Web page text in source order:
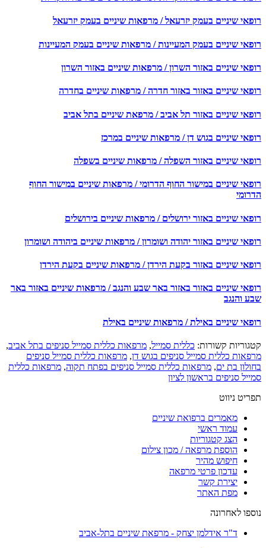
שיניים בעמק יזרעאל / מרפאות שיניים בעמק יזרעאל
שיניים בעמק המעיינות / מרפאות שיניים בעמק המעיינות
שיניים באזור השרון / מרפאות שיניים באזור השרון
שיניים באזור באזור חדרה / מרפאות שיניים בחדרה
שיניים באזור תל אביב / מרפאת שיניים בתל אביב
שיניים בגוש דן / מרפאות שיניים במרכז
שיניים באזור השפלה / מרפאות שיניים בשפלה
שיניים במישור החוף הדרומי / מרפאות שיניים במישור החוף
שיניים באזור ירושלים / מרפאות שיניים בירושלים
שיניים באזור יהודה ושומרון / מרפאות שיניים ביהודה ושומרון
שיניים באזור בקעת הירדן / מרפאות שיניים בקעת הירדן
שיניים באזור באזור באר שבע והנגב / מרפאות שיניים באזור באר
והנגב
שיניים באילת / מרפאות שיניים באילת
קשורות:כללית סמייל,מרפאות כללית סמייל סניפים בתל אביב,
כללית סמייל סניפים בגוש דן, מרפאות כללית סמייל סניפים
בת ים,מרפאות כללית סמייל סניפים בפתח תקוה,מרפאות כללית
סניפים בראשון לציון
ניווט
מאמרים ברפואת שיניים
עמוד ראשי
הצג קטגוריות
הוספת מרפאה / מכון צילום
חיפוש מהיר
עדכון פרטי מרפאה
יצירת קשר
מפת האתר
לאחרונה
ד"ר אידלמן יצחק - מרפאת שיניים בתל-אביב